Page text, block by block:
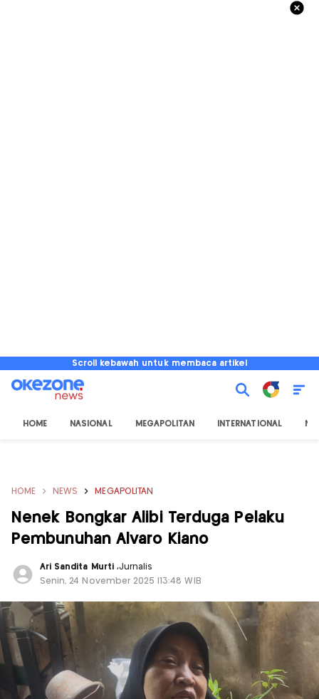
Scroll kebawah untuk membaca artikel
HOME NASIONAL MEGAPOLITAN INTERNATIONAL
HOME NEWS MEGAPOLITAN
Nenek Bongkar Alibi Terduga Pelaku
Pembunuhan Alvaro Kiano
Ari Sandita Murti ,Jurnalis
Senin, 24 November 2025 |13:48 WIB